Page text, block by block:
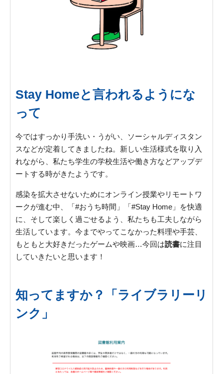
Stay Homeと言われるようにな
って
今ではすっかり手洗い・うがい、ソーシャルディスタン
スなどが定着してきましたね。新しい生活様式を取り入
れながら、私たち学生の学校生活や働き方などアップデ
ートする時がきたようです。
感染を拡大させないためにオンライン授業やリモートワ
ークが進む中、「#おうち時間」「#Stay Home」を快適
に、そして楽しく過ごせるよう、私たちも工夫しながら
生活しています。今までやってこなかった料理や手芸、
もともと大好きだったゲームや映画…今回は読書に注目
していきたいと思います！
知ってますか？「ライブラリーリ
ンク」